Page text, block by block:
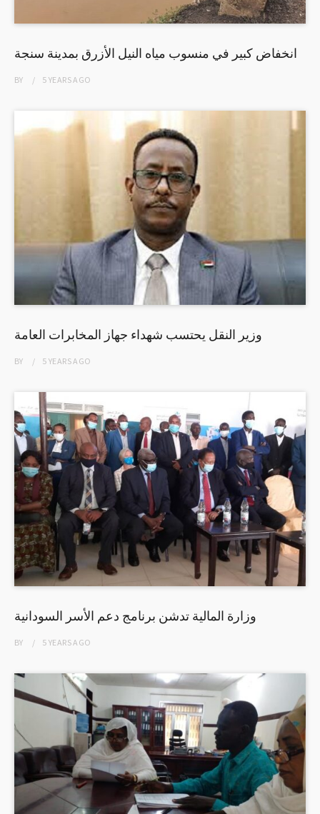
انخفاض كبير في منسوب مياه النيل الأزرق بمدينة سنجة
BY 5 YEARSAGO
وزير النقل يحتسب شهداء جهاز المخابرات العامة
BY 5 YEARSAGO
وزارة المالية تدشن برنامج دعم الأسر السودانية
BY 5 YEARSAGO